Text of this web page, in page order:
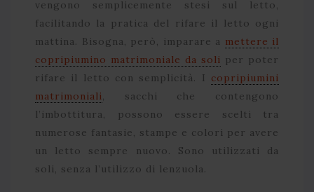
vengono semplicemente stesi sul letto,
facilitando la pratica del rifare il letto ogni
mattina. Bisogna, però, imparare a mettere il
copripiumino matrimoniale da soli per poter
rifare il letto con semplicità. I copripiumini
matrimoniali, sacchi che contengono
l’imbottitura, possono essere scelti tra
numerose fantasie, stampe e colori per avere
un letto sempre nuovo. Sono utilizzati da
soli, senza l’utilizzo di lenzuola.